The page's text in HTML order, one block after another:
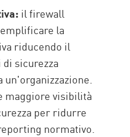
il firewall
la
riducendo il
sicurezza
un'organizzazione.
maggiore visibilità
per ridurre
normativo.